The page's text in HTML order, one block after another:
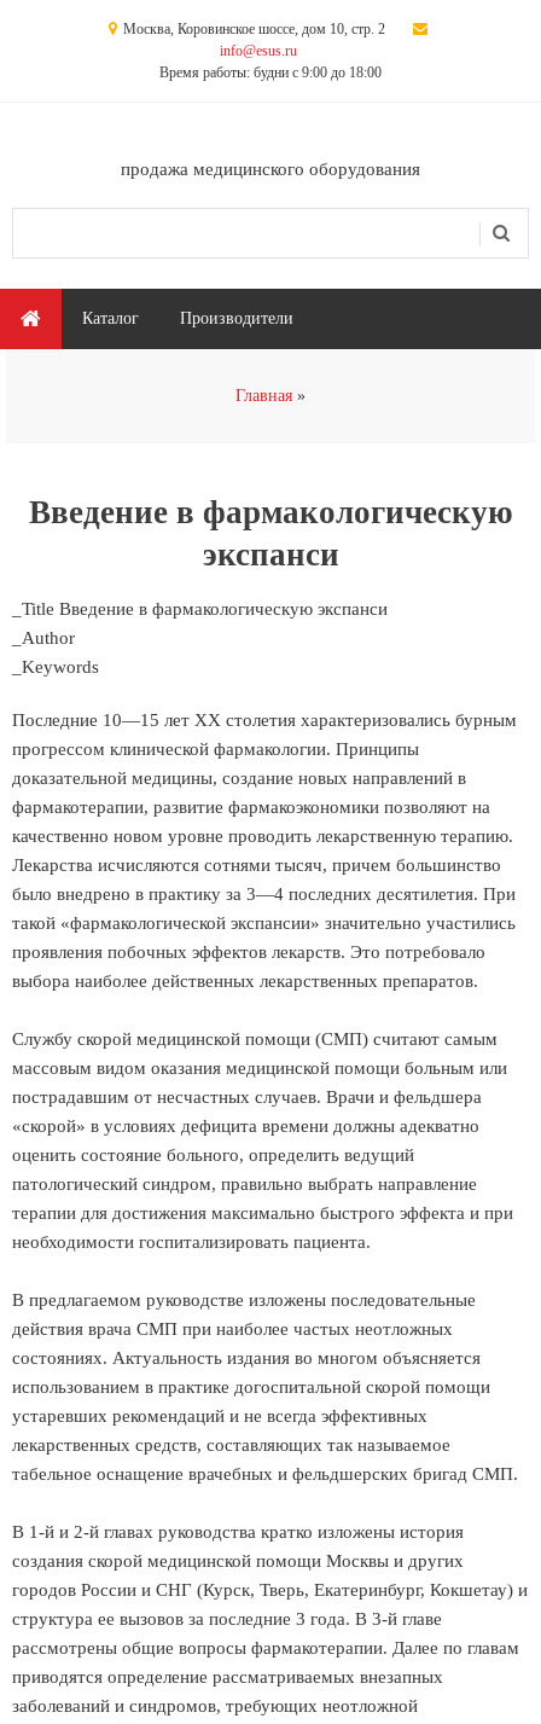
Москва, Коровинское шоссе, дом 10, стр. 2
info@esus.ru
Время работы: будни с 9:00 до 18:00
продажа медицинского оборудования
Главное меню
Каталог Производители
Главная
Введение в фармакологическую
экспанси
_Title Введение в фармакологическую экспанси
_Author
_Keywords
Последние 10—15 лет XX столетия характеризовались бурным
прогрессом клинической фармакологии. Принципы
доказательной медицины, создание новых направлений в
фармакотерапии, развитие фармакоэкономики позволяют на
качественно новом уровне проводить лекарственную терапию.
Лекарства исчисляются сотнями тысяч, причем большинство
было внедрено в практику за 3—4 последних десятилетия. При
такой «фармакологической экспансии» значительно участились
проявления побочных эффектов лекарств. Это потребовало
выбора наиболее действенных лекарственных препаратов.
Службу скорой медицинской помощи (СМП) считают самым
массовым видом оказания медицинской помощи больным или
пострадавшим от несчастных случаев. Врачи и фельдшера
«скорой» в условиях дефицита времени должны адекватно
оценить состояние больного, определить ведущий
патологический синдром, правильно выбрать направление
терапии для достижения максимально быстрого эффекта и при
необходимости госпитализировать пациента.
В предлагаемом руководстве изложены последовательные
действия врача СМП при наиболее частых неотложных
состояниях. Актуальность издания во многом объясняется
использованием в практике догоспитальной скорой помощи
устаревших рекомендаций и не всегда эффективных
лекарственных средств, составляющих так называемое
табельное оснащение врачебных и фельдшерских бригад СМП.
В 1-й и 2-й главах руководства кратко изложены история
создания скорой медицинской помощи Москвы и других
городов России и СНГ (Курск, Тверь, Екатеринбург, Кокшетау) и
структура ее вызовов за последние 3 года. В 3-й главе
рассмотрены общие вопросы фармакотерапии. Далее по главам
приводятся определение рассматриваемых внезапных
заболеваний и синдромов, требующих неотложной